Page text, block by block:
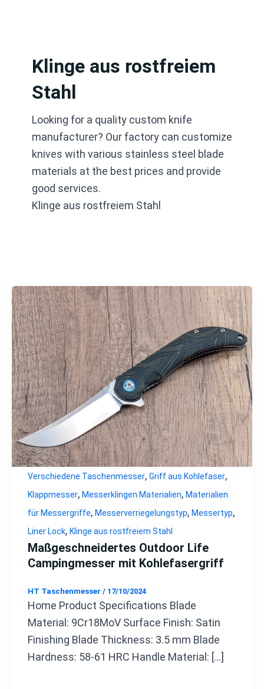
Klinge aus rostfreiem
Stahl
Looking for a quality custom knife
manufacturer? Our factory can customize
knives with various stainless steel blade
materials at the best prices and provide
good services.
Klinge aus rostfreiem Stahl
Verschiedene Taschenmesser, Griff aus Kohlefaser,
Klappmesser, Messerklingen Materialien, Materialien
für Messergriffe, Messerverriegelungstyp, Messertyp,
Liner Lock, Klinge aus rostfreiem Stahl
Maßgeschneidertes Outdoor Life
Campingmesser mit Kohlefasergriff
HT Taschenmesser / 17/10/2024
Home Product Specifications Blade
Material: 9Cr18MoV Surface Finish: Satin
Finishing Blade Thickness: 3.5 mm Blade
Hardness: 58-61 HRC Handle Material: […]